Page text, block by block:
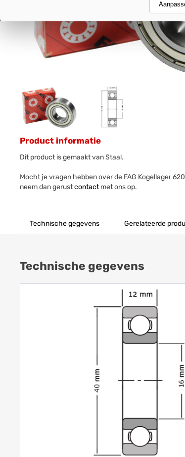
Product informatie
Dit product is gemaakt van Staal.
Mocht je vragen hebben over de FAG Kogellager
neem dan gerustcontactmet ons op.
Technische gegevens Gerelateerde
Technische gegevens